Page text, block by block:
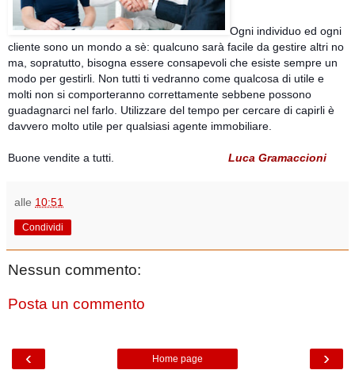
Ogni individuo ed ogni
cliente sono un mondo a sè: qualcuno sarà facile da gestire altri no
ma, sopratutto, bisogna essere consapevoli che esiste sempre un
modo per gestirli. Non tutti ti vedranno come qualcosa di utile e
molti non si comporteranno correttamente sebbene possono
guadagnarci nel farlo. Utilizzare del tempo per cercare di capirli è
davvero molto utile per qualsiasi agente immobiliare.
Buone vendite a tutti. Luca Gramaccioni
alle 10:51
Condividi
Nessun commento:
Posta un commento
‹ ›
Home page